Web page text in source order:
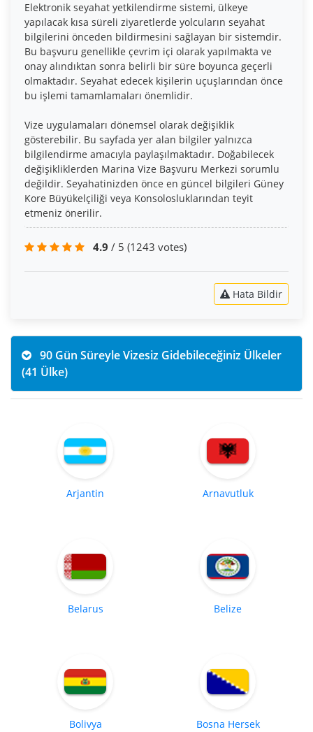
Elektronik seyahat yetkilendirme sistemi, ülkeye
yapılacak kısa süreli ziyaretlerde yolcuların seyahat
bilgilerini önceden bildirmesini sağlayan bir sistemdir.
Bu başvuru genellikle çevrim içi olarak yapılmakta ve
onay alındıktan sonra belirli bir süre boyunca geçerli
olmaktadır. Seyahat edecek kişilerin uçuşlarından önce
bu işlemi tamamlamaları önemlidir.
Vize uygulamaları dönemsel olarak değişiklik
gösterebilir. Bu sayfada yer alan bilgiler yalnızca
bilgilendirme amacıyla paylaşılmaktadır. Doğabilecek
değişikliklerden Marina Vize Başvuru Merkezi sorumlu
değildir. Seyahatinizden önce en güncel bilgileri Güney
Kore Büyükelçiliği veya Konsolosluklarından teyit
etmeniz önerilir.
4.9 / 5 (1243 votes)
Hata Bildir
(41 Ülke)
Arjantin Arnavutluk
Belarus Belize
Bolivya Bosna Hersek